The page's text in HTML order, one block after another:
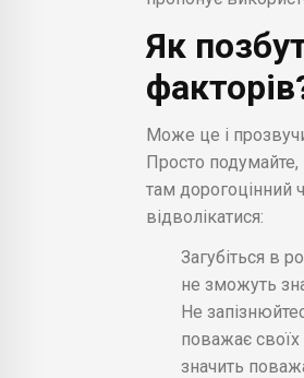
Як
Може це і
Просто
там дорогоцінний
відволікатися:
Загубіться в
не зможуть
Не
поважає
значить